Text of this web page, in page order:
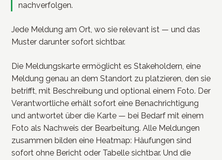
nachverfolgen.
Jede Meldung am Ort, wo sie relevant ist — und das
Muster darunter sofort sichtbar.
Die Meldungskarte ermöglicht es Stakeholdern, eine
Meldung genau an dem Standort zu platzieren, den sie
betrifft, mit Beschreibung und optional einem Foto. Der
Verantwortliche erhält sofort eine Benachrichtigung
und antwortet über die Karte — bei Bedarf mit einem
Foto als Nachweis der Bearbeitung. Alle Meldungen
zusammen bilden eine Heatmap: Häufungen sind
sofort ohne Bericht oder Tabelle sichtbar. Und die